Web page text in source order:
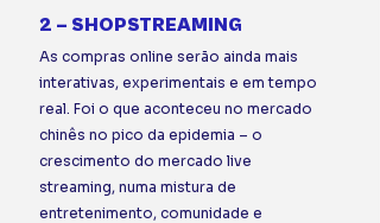
2 – SHOPSTREAMING
As compras online serão ainda mais
interativas, experimentais e em tempo
real. Foi o que aconteceu no mercado
chinês no pico da epidemia – o
crescimento do mercado live
streaming, numa mistura de
entretenimento, comunidade e